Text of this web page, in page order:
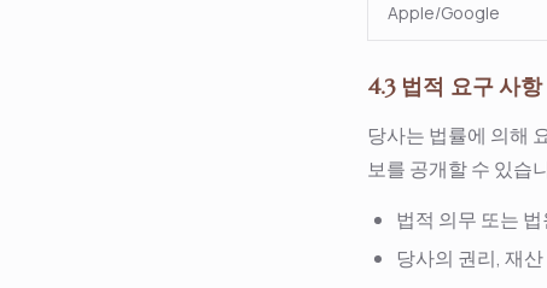
Apple/Google
4.3 법적 요구 사항
당사는 법률에 의해
보를 공개할 수 있습
법적 의무 또는
당사의 권리, 재